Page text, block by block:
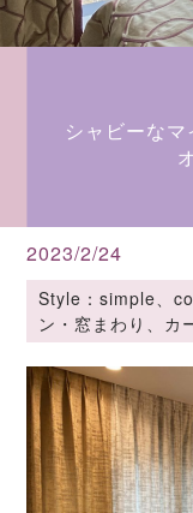
シャビーな
2023/2/24
Style：simple、
ン・窓まわり、カ